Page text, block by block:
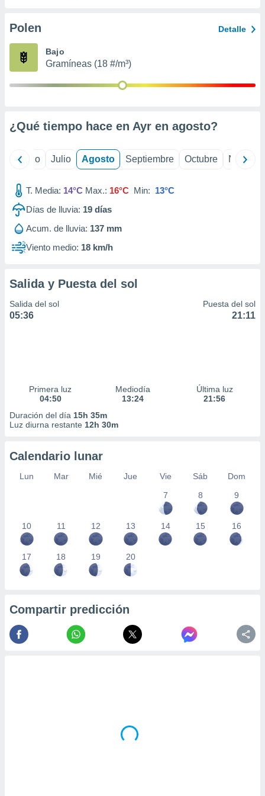
e
mediante
publicidad
publicidad
1199
Polen Detalle
Bajo
Gramíneas (18 #/m³)
¿Qué tiempo hace en Ayr en agosto?
Junio Julio Agosto Septiembre Octubre
T. Media: 14°C Max.: 16°C Min: 13°C
Días de lluvia: 19 días
Acum. de lluvia: 137 mm
Viento medio: 18 km/h
Salida y Puesta del sol
Salida del sol
05:36
Puesta del sol
21:11
Primera luz
04:50
Mediodía
13:24
Última luz
21:56
Duración del día 15h 35m
Luz diurna restante 12h 30m
Calendario lunar
Lun Mar Mié Jue Vie Sáb
Dom
7
8 9
10 11 12 13 14 15 16
17 18 19 20
Compartir predicción